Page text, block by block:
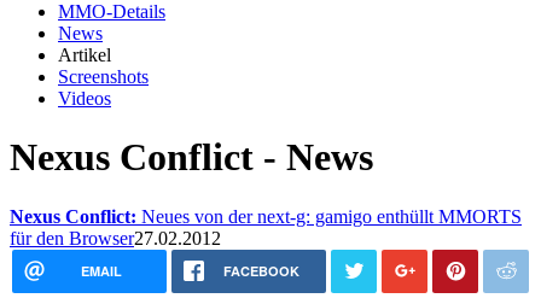
MMO-Details
News
Artikel
Screenshots
Videos
Nexus Conflict - News
Nexus Conflict: Neues von der next-g: gamigo enthüllt MMORTS
für den Browser27.02.2012
EMAIL FACEBOOK